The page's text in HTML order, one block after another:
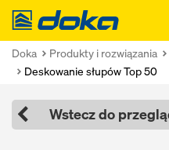
Doka
Doka Produkty i rozwiązania
Deskowanie słupów Top 50
Wstecz do